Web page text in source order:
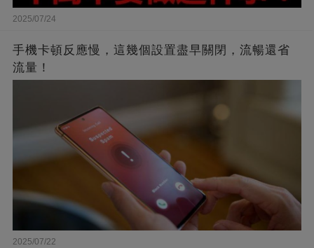
2025/07/24
手機卡頓反應慢，這幾個設置盡早關閉，流暢還省
流量！
2025/07/22